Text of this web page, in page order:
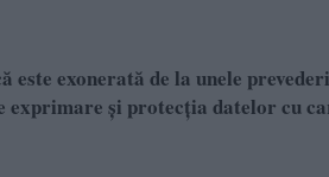
exonerată de la unele
exprimare şi protecţia datelor cu